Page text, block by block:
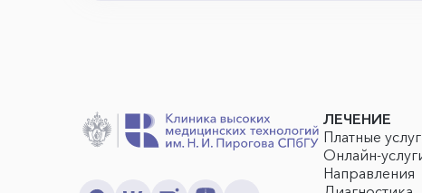
ЛЕЧЕНИЕ
Платные
Онлайн-
Направления